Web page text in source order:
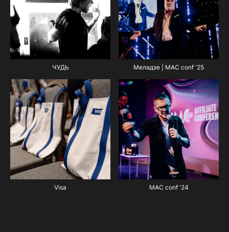
ЧУДЬ Меладзе | MAC conf '25
Visa MAC conf '24